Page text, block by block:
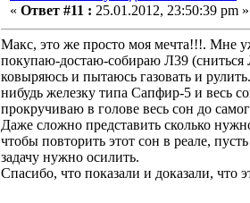
« Ответ #11 : 25.01.2012, 23:50:39 pm »
Макс, это же просто моя мечта!!!. Мне
покупаю-достаю-собираю Л39 (сниться
ковыряюсь и пытаюсь газовать и
нибудь железку типа Сапфир-5 и весь
прокручиваю в голове весь сон до
Даже сложно представить сколько
чтобы повторить этот сон в реале,
задачу нужно осилить.
Спасибо, что показали и доказали, что